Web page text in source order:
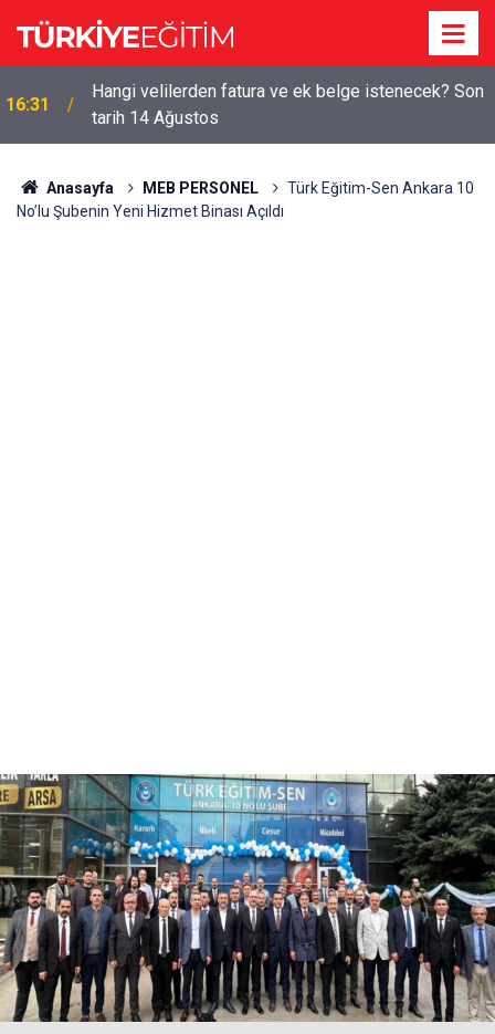
16:31
Hangi velilerden fatura ve ek belge istenecek? Son
tarih 14 Ağustos
Anasayfa MEB PERSONEL
Türk Eğitim-Sen Ankara 10
No’lu Şubenin Yeni Hizmet Binası Açıldı